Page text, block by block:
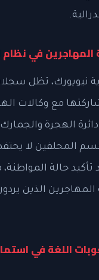
في نظام
نيويورك، تظل
مع وكالات
الهجرة والجمارك
المحلفين لا
تأكيد حالة
الذين
اللغة في